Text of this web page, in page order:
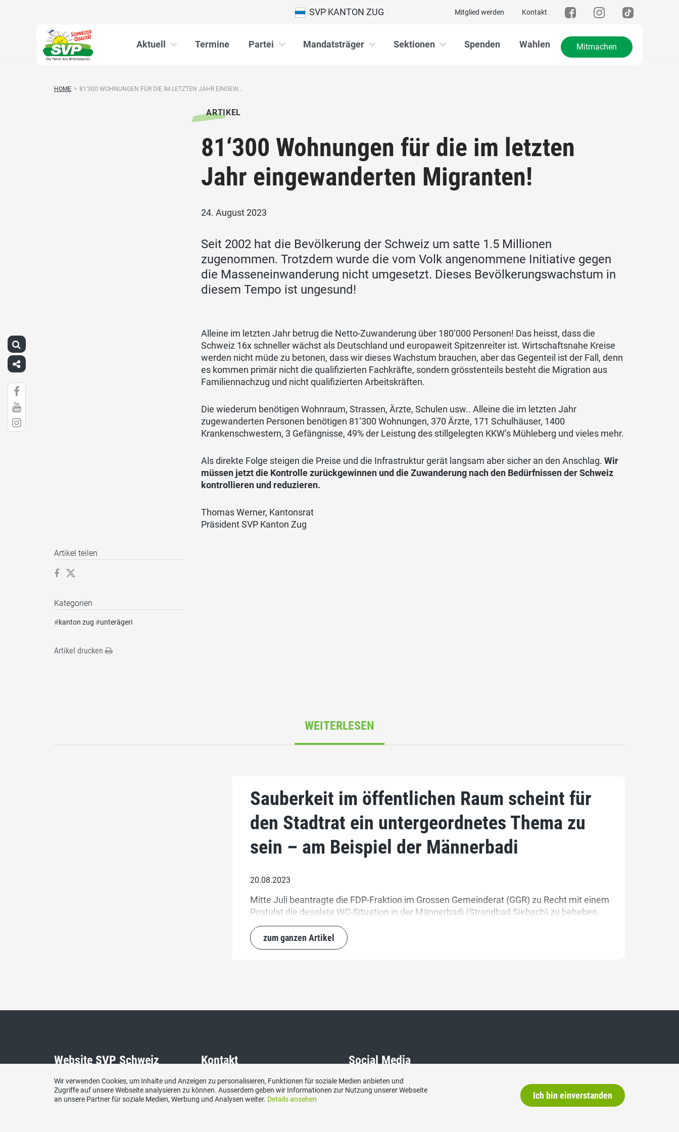
Mitglied werden Kontakt
SVP KANTON ZUG
Aktuell Termine Partei Mandatsträger Sektionen Spenden Wahlen Mitmachen
HOME > 81‘300 WOHNUNGEN FÜR DIE IM LETZTEN JAHR EINGEW...
ARTIKEL
81‘300 Wohnungen für die im letzten
Jahr eingewanderten Migranten!
24. August 2023
Seit 2002 hat die Bevölkerung der Schweiz um satte 1.5 Millionen
zugenommen. Trotzdem wurde die vom Volk angenommene Initiative gegen
die Masseneinwanderung nicht umgesetzt. Dieses Bevölkerungswachstum in
diesem Tempo ist ungesund!
Alleine im letzten Jahr betrug die Netto-Zuwanderung über 180‘000 Personen! Das heisst, dass die
Schweiz 16x schneller wächst als Deutschland und europaweit Spitzenreiter ist. Wirtschaftsnahe Kreise
werden nicht müde zu betonen, dass wir dieses Wachstum brauchen, aber das Gegenteil ist der Fall, denn
es kommen primär nicht die qualifizierten Fachkräfte, sondern grösstenteils besteht die Migration aus
Familiennachzug und nicht qualifizierten Arbeitskräften.
Die wiederum benötigen Wohnraum, Strassen, Ärzte, Schulen usw.. Alleine die im letzten Jahr
zugewanderten Personen benötigen 81‘300 Wohnungen, 370 Ärzte, 171 Schulhäuser, 1400
Krankenschwestern, 3 Gefängnisse, 49% der Leistung des stillgelegten KKW’s Mühleberg und vieles mehr.
Als direkte Folge steigen die Preise und die Infrastruktur gerät langsam aber sicher an den Anschlag.Wir
müssen jetzt die Kontrolle zurückgewinnen und die Zuwanderung nach den Bedürfnissen der Schweiz
kontrollieren und reduzieren.
Thomas Werner, Kantonsrat
Präsident SVP Kanton Zug
Artikel teilen
Kategorien
#kanton zug #unterägeri
Artikel drucken
WEITERLESEN
Sauberkeit im öffentlichen Raum scheint für
den Stadtrat ein untergeordnetes Thema zu
sein – am Beispiel der Männerbadi
20.08.2023
Mitte Juli beantragte die FDP-Fraktion im Grossen Gemeinderat (GGR) zu Recht mit einem
Postulat die desolate WC-Situation in der Männerbadi (Strandbad Siebach) zu beheben.
zum ganzen Artikel
Website SVP Schweiz Kontakt
SVP Schweizerische Volkspartei
Kanton Zug, Postfach, 6300 Zug
Social Media
Besuchen Sie uns bei:
Wir verwenden Cookies, um Inhalte und Anzeigen zu personalisieren, Funktionen für soziale Medien anbieten und
Zugriffe auf unsere Webseite analysieren zu können. Ausserdem geben wir Informationen zur Nutzung unserer Webseite
an unsere Partner für soziale Medien, Werbung und Analysen weiter. Details ansehen Ich bin einverstanden